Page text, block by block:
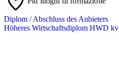
Diplom / Abschluss des Anbieters
Höheres Wirtschaftsdiplom HWD